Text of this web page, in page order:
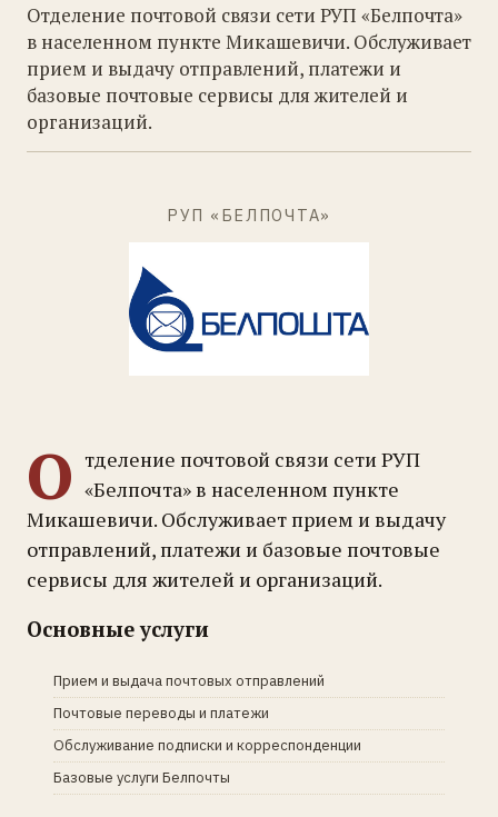
Отделение почтовой связи сети РУП «Белпочта»
в населенном пункте Микашевичи. Обслуживает
прием и выдачу отправлений, платежи и
базовые почтовые сервисы для жителей и
организаций.
РУП «БЕЛПОЧТА»
О тделение почтовой связи сети РУП
«Белпочта» в населенном пункте
Микашевичи. Обслуживает прием и выдачу
отправлений, платежи и базовые почтовые
сервисы для жителей и организаций.
Основные услуги
Прием и выдача почтовых отправлений
Почтовые переводы и платежи
Обслуживание подписки и корреспонденции
Базовые услуги Белпочты